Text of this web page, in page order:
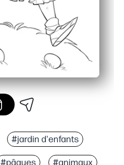
#jardin d'enfants
#pâques #animaux